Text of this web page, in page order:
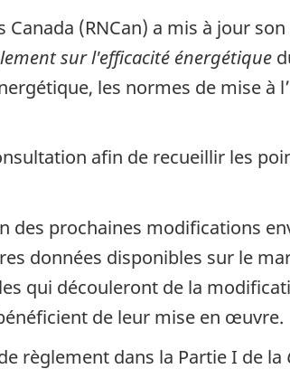
(RNCan) a mis à jour son
sur l'efficacité énergétique
les normes de mise à
afin de recueillir les
prochaines modifications
données disponibles sur le
qui découleront de la
de leur mise en œuvre.
règlement dans la Partie I de la